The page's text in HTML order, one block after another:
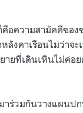
คือความสามัคคีขอ
งคาเรือนไม่ว่าจะ
ยที่เดินเหินไม่ค่อย
าร่วมกันวางแผนป